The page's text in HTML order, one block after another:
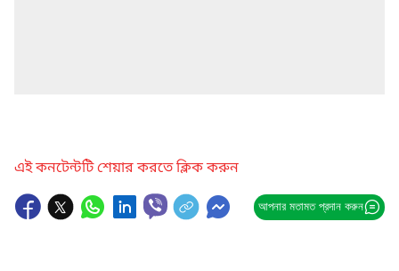
এই কনটেন্টটি শেয়ার করতে ক্লিক করুন
আপনার মতামত প্রদান করুন